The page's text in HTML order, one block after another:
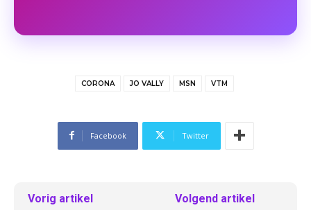
CORONA JO VALLY MSN VTM
Facebook Twitter
Vorig artikel Volgend artikel